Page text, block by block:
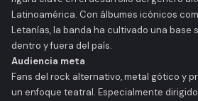
Latinoamérica. Con álbumes icónicos
Letanías, la banda ha cultivado una base
dentro y fuera del país.
Audiencia meta
Fans del rock alternativo, metal gótico y
un enfoque teatral. Especialmente